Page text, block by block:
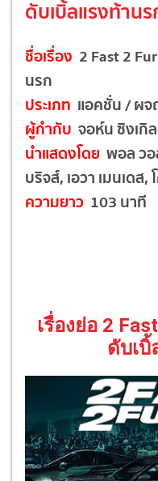
ดับเบิ้ลแรงท้าน
ชื่อเรื่อง 2 Fast 2
นรก
ประเภท แอคชั่น / ผ
ผู้กำกับ จอห์น ซิงเกิ
นำแสดงโดย พอล ว
บริจส์, เอวา เมนเดส,
ความยาว 103 นาที
เรื่องย่อ 2
ดับเบิ้